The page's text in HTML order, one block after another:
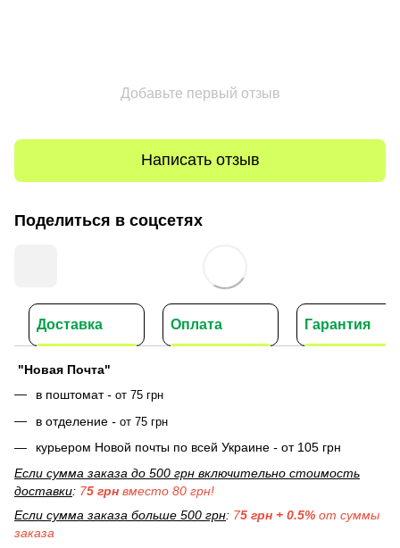
Добавьте первый отзыв
Написать отзыв
Поделиться в соцсетях
Доставка Оплата Гарантия
"Новая Почта"
в поштомат- от 75 грн
в отделение - от 75 грн
курьером Новой почты по всей Украине - от 105 грн
Если сумма заказа до 500 грн включительно стоимость
доставки: 75 грн вместо 80 грн!
Если сумма заказа больше 500 грн: 75 грн + 0.5% от суммы
заказа